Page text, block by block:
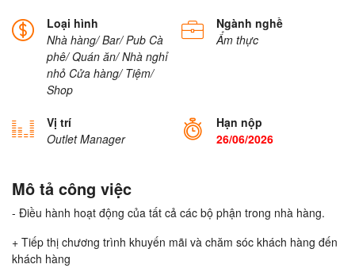
Loại hình
Nhà hàng/ Bar/ Pub Cà
phê/ Quán ăn/ Nhà nghỉ
nhỏ Cửa hàng/ Tiệm/
Shop
Ngành nghề
Ẩm thực
Vị trí
Outlet Manager
Hạn nộp
26/06/2026
Mô tả công việc
- Điều hành hoạt động của tất cả các bộ phận trong nhà hàng.
+ Tiếp thị chương trình khuyến mãi và chăm sóc khách hàng đến
khách hàng